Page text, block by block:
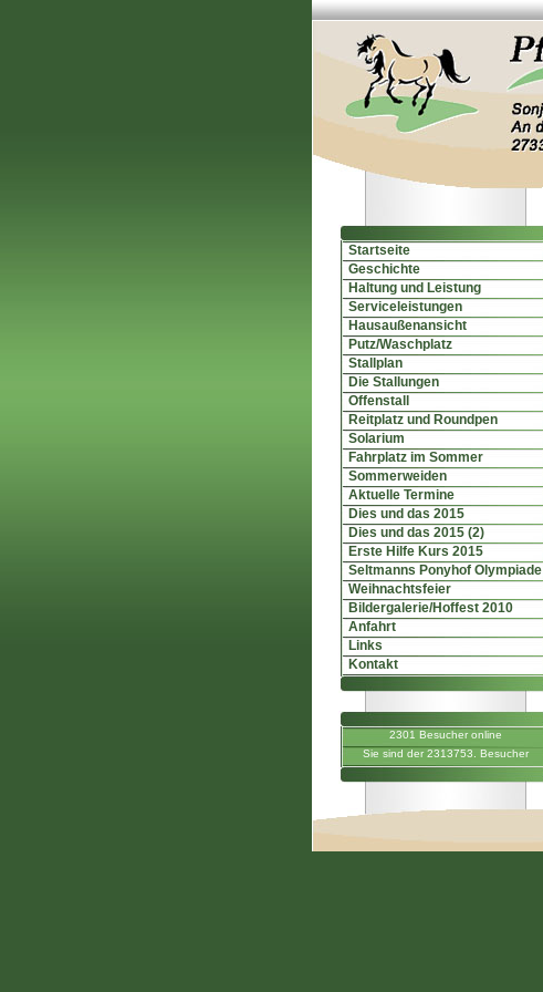
Startseite
Geschichte
Haltung und Leistung
Serviceleistungen
Hausaußenansicht
Putz/Waschplatz
Stallplan
Die Stallungen
Offenstall
Reitplatz und Roundpen
Solarium
Fahrplatz im Sommer
Sommerweiden
Aktuelle Termine
Dies und das 2015
Dies und das 2015 (2)
Erste Hilfe Kurs 2015
Seltmanns Ponyhof Olympiade
Weihnachtsfeier
Bildergalerie/Hoffest 2010
Anfahrt
Links
Kontakt
2301 Besucher online
Sie sind der 2313753. Besucher